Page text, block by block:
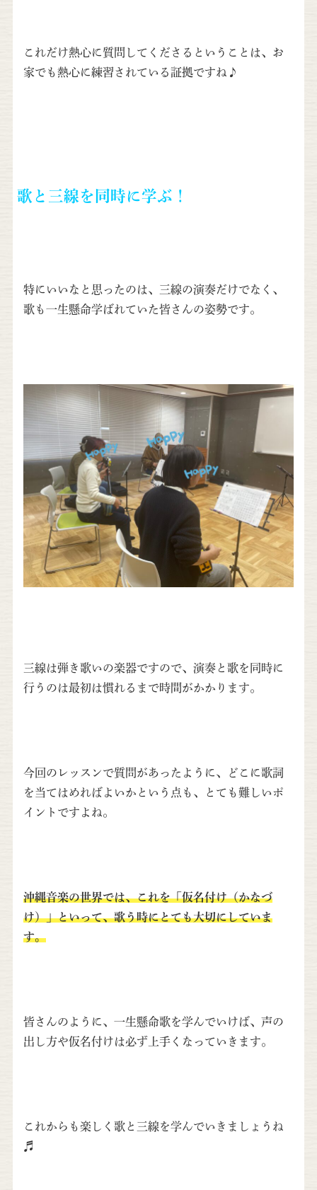
これだけ熱心に質問してくださるということは、お
家でも熱心に練習されている証拠ですね♪
歌と三線を同時に学ぶ！
特にいいなと思ったのは、三線の演奏だけでなく、
歌も一生懸命学ばれていた皆さんの姿勢です。
三線は弾き歌いの楽器ですので、演奏と歌を同時に
行うのは最初は慣れるまで時間がかかります。
今回のレッスンで質問があったように、どこに歌詞
を当てはめればよいかという点も、とても難しいポ
イントですよね。
沖縄音楽の世界では、これを「仮名付け（かなづ
け）」といって、歌う時にとても大切にしていま
す。
皆さんのように、一生懸命歌を学んでいけば、声の
出し方や仮名付けは必ず上手くなっていきます。
これからも楽しく歌と三線を学んでいきましょうね
♬